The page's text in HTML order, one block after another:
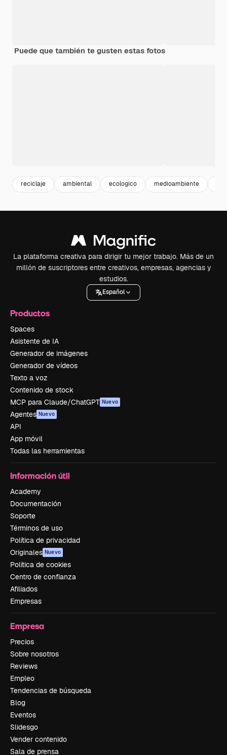
Puede que también te gusten estas fotos
reciclaje ambiental ecologico medioambiente
La plataforma creativa para dirigir tu mejor trabajo. Más de un
millón de suscriptores entre creativos, empresas, agencias y
estudios.
Español
Productos
Spaces
Asistente de IA
Generador de imágenes
Generador de vídeos
Texto a voz
Contenido de stock
MCP para Claude/ChatGPT Nuevo
Agentes Nuevo
API
App móvil
Todas las herramientas
Información útil
Academy
Documentación
Soporte
Términos de uso
Política de privacidad
Originales Nuevo
Política de cookies
Centro de confianza
Afiliados
Empresas
Empresa
Precios
Sobre nosotros
Reviews
Empleo
Tendencias de búsqueda
Blog
Eventos
Slidesgo
Vender contenido
Sala de prensa